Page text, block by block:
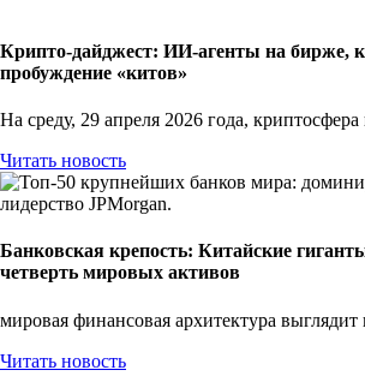
Крипто-дайджест: ИИ-агенты на бирже,
пробуждение «китов»
На среду, 29 апреля 2026 года, криптосфера
Читать новость
Банковская крепость: Китайские
четверть мировых активов
мировая финансовая архитектура выглядит
Читать новость